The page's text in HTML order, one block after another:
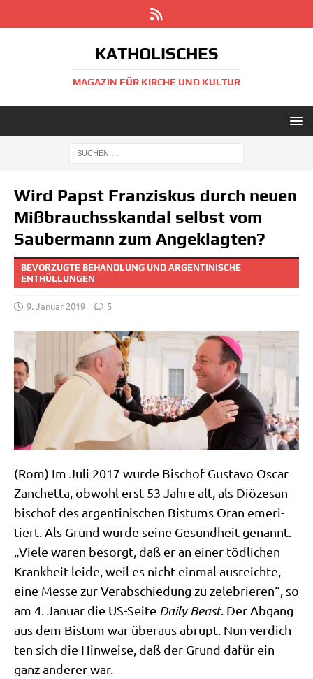
KATHOLISCHES
MAGAZIN FÜR KIRCHE UND KULTUR
Wird Papst Franziskus durch neuen
Mißbrauchsskandal selbst vom
Saubermann zum Angeklagten?
BEVORZUGTE BEHANDLUNG UND ARGENTINISCHE
ENTHÜLLUNGEN
9. Januar 2019 5
(Rom) Im Juli 2017 wur­de Bischof Gustavo Oscar
Zan­chet­ta, obwohl erst 53 Jah­re alt, als Diö­ze­san­
bi­schof des argen­ti­ni­schen Bis­tums Oran eme­ri­
tiert. Als Grund wur­de sei­ne Gesund­heit genannt.
„Vie­le waren besorgt, daß er an einer töd­li­chen
Krank­heit lei­de, weil es nicht ein­mal aus­reich­te,
eine Mes­se zur Ver­ab­schie­dung zu zele­brie­ren“, so
am 4. Janu­ar die US-Sei­te Dai­ly Beast. Der Abgang
aus dem Bis­tum war über­aus abrupt. Nun ver­dich­
ten sich die Hin­wei­se, daß der Grund dafür ein
ganz ande­rer war.